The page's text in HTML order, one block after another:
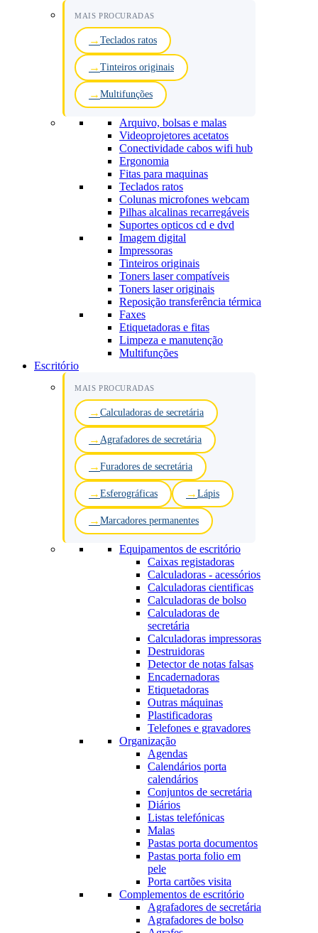
MAIS PROCURADAS
Teclados ratos
Tinteiros originais
Multifunções
Arquivo, bolsas e malas
Videoprojetores acetatos
Conectividade cabos wifi hub
Ergonomia
Fitas para maquinas
Teclados ratos
Colunas microfones webcam
Pilhas alcalinas recarregáveis
Suportes opticos cd e dvd
Imagem digital
Impressoras
Tinteiros originais
Toners laser compatíveis
Toners laser originais
Reposição transferência térmica
Faxes
Etiquetadoras e fitas
Limpeza e manutenção
Multifunções
Escritório
MAIS PROCURADAS
Calculadoras de secretária
Agrafadores de secretária
Furadores de secretária
Esferográficas Lápis
Marcadores permanentes
Equipamentos de escritório
Caixas registadoras
Calculadoras - acessórios
Calculadoras cientificas
Calculadoras de bolso
Calculadoras de
secretária
Calculadoras impressoras
Destruidoras
Detector de notas falsas
Encadernadoras
Etiquetadoras
Outras máquinas
Plastificadoras
Telefones e gravadores
Organização
Agendas
Calendários porta
calendários
Conjuntos de secretária
Diários
Listas telefónicas
Malas
Pastas porta documentos
Pastas porta folio em
pele
Porta cartões visita
Complementos de escritório
Agrafadores de secretária
Agrafadores de bolso